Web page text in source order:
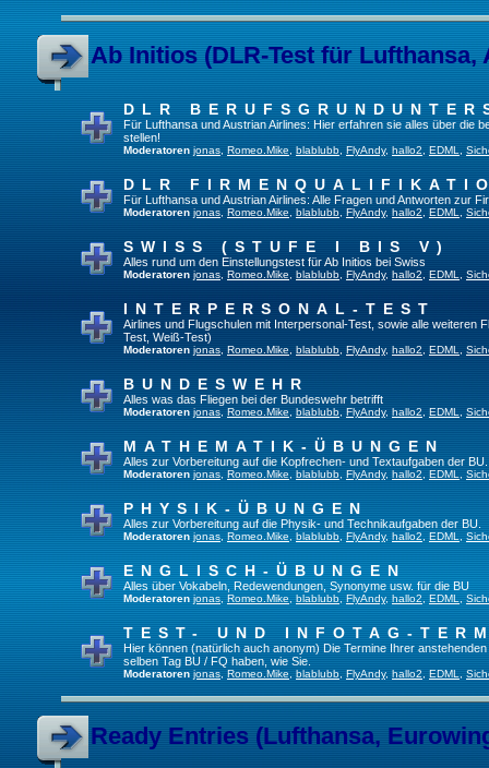
Ab Initios (DLR-Test für Lufthansa,
DLR
Für Lufthansa und Austrian Airlines: Hier erfahren sie alles über die
stellen!
Moderatoren jonas Romeo.Mike blablubb FlyAndy, hallo2 EDML
DLR
Für Lufthansa und Austrian Airlines: Alle Fragen und Antworten zur
Moderatoren jonas Romeo.Mike blablubb FlyAndy, hallo2 EDML
SWISS (STUFE I BIS V)
Alles rund um den Einstellungstest für Ab Initios bei Swiss
Moderatoren jonas Romeo.Mike blablubb FlyAndy, hallo2 EDML
INTERPERSONAL-TEST
Airlines und Flugschulen mit Interpersonal-Test, sowie alle weiteren
Test, Weiß-Test)
Moderatoren jonas Romeo.Mike blablubb FlyAndy, hallo2 EDML
BUNDESWEHR
Alles was das Fliegen bei der Bundeswehr betrifft
Moderatoren jonas Romeo.Mike blablubb FlyAndy, hallo2 EDML
MATHEMATIK-ÜBUNGEN
Alles zur Vorbereitung auf die Kopfrechen- und Textaufgaben der BU.
Moderatoren jonas Romeo.Mike blablubb FlyAndy, hallo2 EDML
PHYSIK-ÜBUNGEN
Alles zur Vorbereitung auf die Physik- und Technikaufgaben der BU.
Moderatoren jonas Romeo.Mike blablubb FlyAndy, hallo2 EDML
ENGLISCH-ÜBUNGEN
Alles über Vokabeln, Redewendungen, Synonyme usw. für die BU
Moderatoren jonas Romeo.Mike blablubb FlyAndy, hallo2 EDML
TEST- UND INFOTAG-
Hier können (natürlich auch anonym) Die Termine Ihrer
selben Tag BU / FQ haben, wie Sie.
Moderatoren jonas Romeo.Mike blablubb FlyAndy, hallo2 EDML
Ready Entries (Lufthansa,